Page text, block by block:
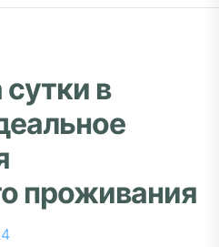
в
проживания